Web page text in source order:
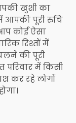
खुशी का
में आपकी पूरी रुचि
कोई ऐसा
रिश्तों में
की पूरी
में किसी
कर रहे लोगों